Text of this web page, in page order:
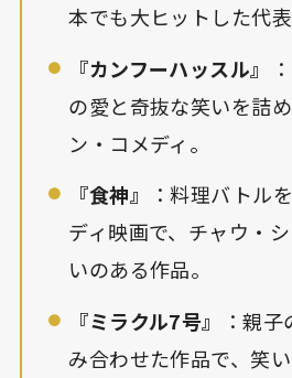
本でも大ヒットした代表
『カンフーハッスル』
の愛と奇抜な笑いを詰
ン・コメディ。
『食神』
：料理バトル
ディ映画で、チャウ・
いのある作品。
『ミラクル7号』
：親
み合わせた作品で、笑